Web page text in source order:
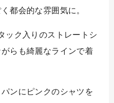
都会的な雰囲気に。
ック入りのストレートシ
らも綺麗なラインで着
ンにピンクのシャツを